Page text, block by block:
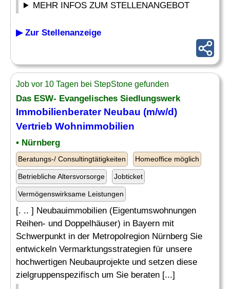
MEHR INFOS ZUM STELLENANGEBOT
▶ Zur Stellenanzeige
Job vor 10 Tagen bei StepStone gefunden
Das ESW- Evangelisches Siedlungswerk
Immobilienberater Neubau (m/w/d)
Vertrieb Wohnimmobilien
• Nürnberg
Beratungs-/ Consultingtätigkeiten Homeoffice möglich
Betriebliche Altersvorsorge Jobticket
Vermögenswirksame Leistungen
[. .. ] Neubauimmobilien (Eigentumswohnungen
Reihen- und Doppelhäuser) in Bayern mit
Schwerpunkt in der Metropolregion Nürnberg Sie
entwickeln Vermarktungsstrategien für unsere
hochwertigen Neubauprojekte und setzen diese
zielgruppenspezifisch um Sie beraten [...]